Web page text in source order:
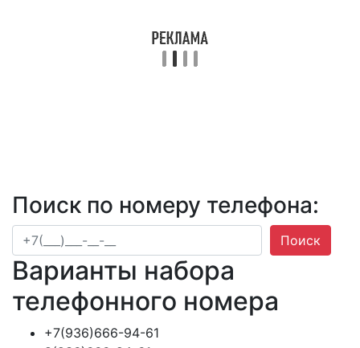
Поиск по номеру телефона:
Поиск
Варианты набора
телефонного номера
+7(936)666-94-61